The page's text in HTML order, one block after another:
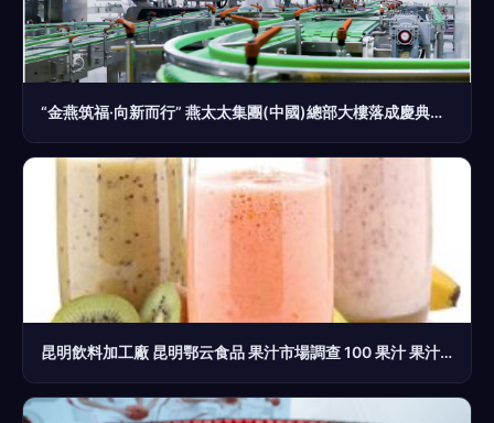
“金燕筑福·向新而行” 燕太太集團(中國)總部大樓落成慶典圓滿舉辦
昆明飲料加工廠 昆明鄂云食品 果汁市場調查 100 果汁 果汁飲料 果味飲料區別何在